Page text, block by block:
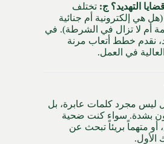
ج: تختلف
هي إلكترونية أم جنائية
أم لا تزال في الشرطة). في
نقدم خطط أتعاب مرنة
في العمل.
ليس مجرد كلمات عابرة، بل
بشدة. سواء كنت ضحية
متهماً بريئاً تبحث عن
الأول.